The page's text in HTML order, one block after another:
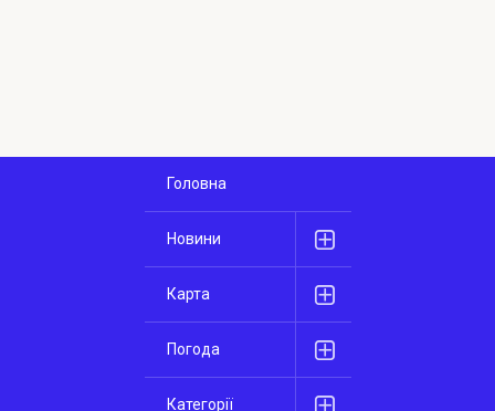
Головна
Новини
Карта
Погода
Категорії